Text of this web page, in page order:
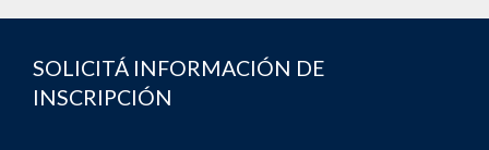
SOLICITÁ INFORMACIÓN DE
INSCRIPCIÓN